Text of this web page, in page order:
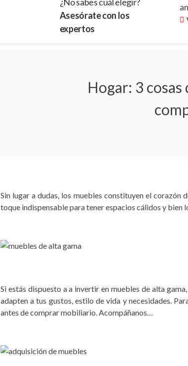
Asesórate con los
expertos
Hogar: 3
Sin lugar a dudas, los muebles constituyen el corazón
toque indispensable para tener espacios cálidos y bien
Si estás dispuesto a a invertir en muebles de alta
adapten a tus gustos, estilo de vida y necesidades.
antes de comprar mobiliario. Acompáñanos…